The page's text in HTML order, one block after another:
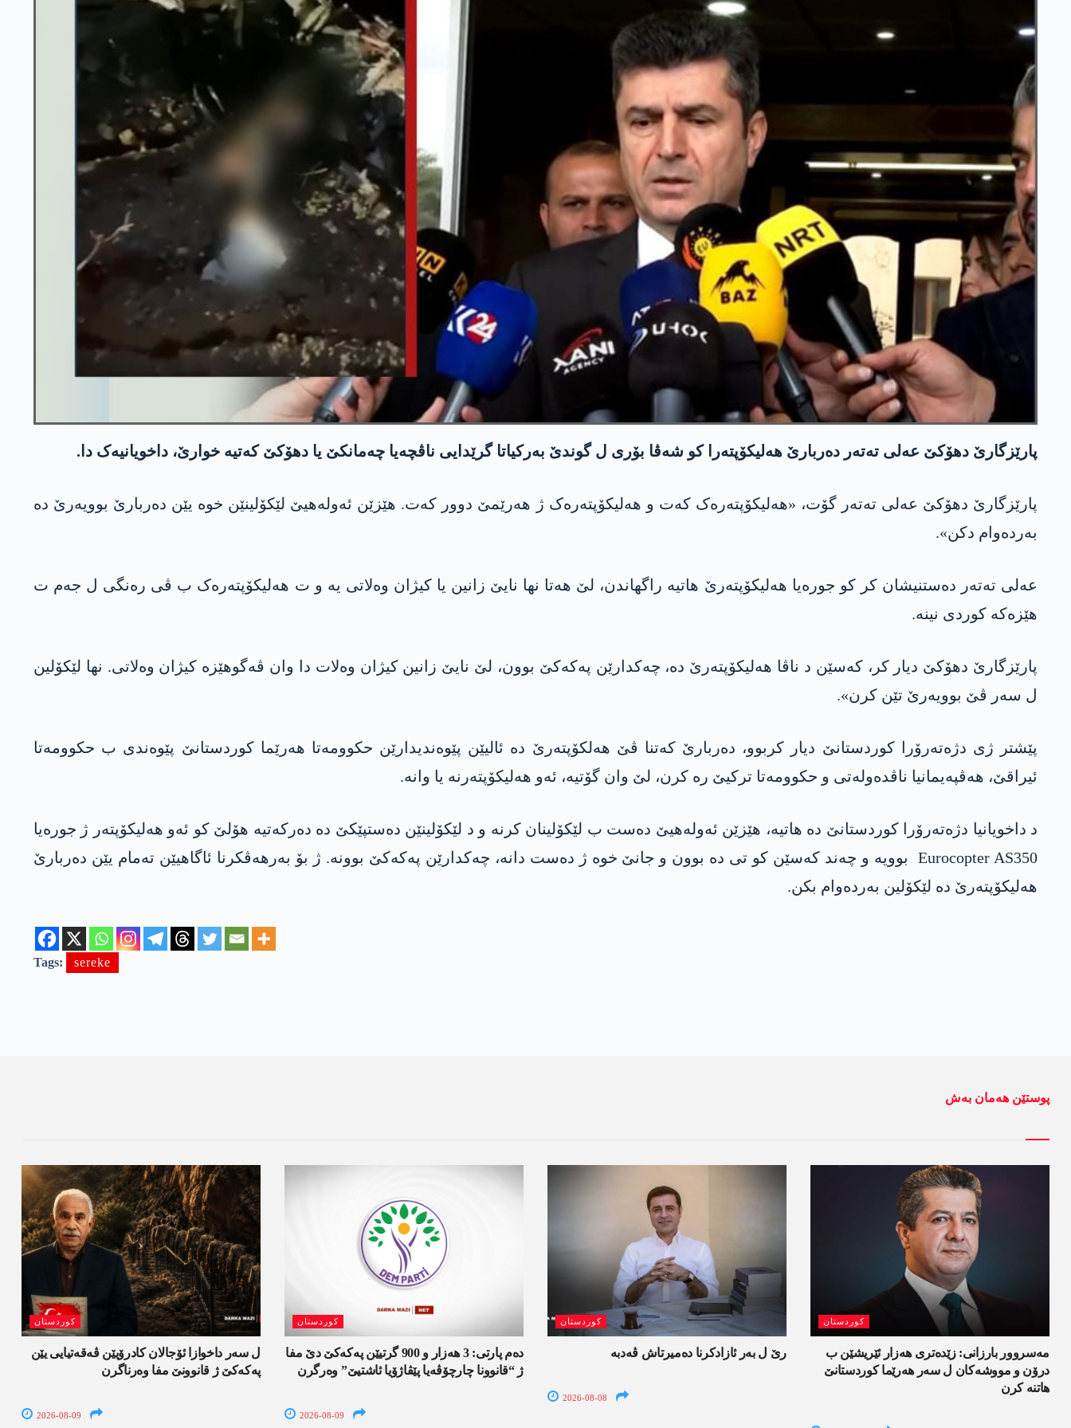
پارێزگارێ دهۆکێ عه‌لی تەتەر دەربارێ هەلیکۆپتەرا کو شەڤا بۆری ل گوندێ بەرکیاتا گرێدایی ناڤچەیا چەمانکێ یا دهۆکێ کەتیە خوارێ، داخویانیەک دا.
پارێزگارێ دهۆکێ عه‌لی تەتەر گۆت، «هەلیکۆپتەرەک کەت و هەلیکۆپتەرەک ژ هەرێمێ دوور کەت. هێزێن ئەولەهیێ لێکۆلینێن خوە یێن دەربارێ بوویەرێ دە
بەردەوام دکن».
عه‌لی تەتەر دەستنیشان کر کو جورەیا هەلیکۆپتەرێ هاتیە راگهاندن، لێ هەتا نها نایێ زانین یا کیژان وەلاتی یە و ت هەلیکۆپتەرەک ب ڤی رەنگی ل جەم ت
هێزەکە کوردی نینە.
پارێزگارێ دهۆکێ دیار کر، کەسێن د ناڤا هەلیکۆپتەرێ دە، چەکدارێن په‌كه‌كێ بوون، لێ نایێ زانین کیژان وەلات دا وان ڤه‌گوهێزه‌ كیژان وه‌لاتی. نها لێکۆلین
ل سەر ڤێ بوویەرێ تێن کرن».
پێشتر ژی دژەتەرۆرا کوردستانێ دیار کربوو، دەربارێ کەتنا ڤێ هەلکۆپتەرێ دە ئالیێن پێوەندیدارێن حکوومەتا هەرێما کوردستانێ پێوەندی ب حکوومەتا
ئیراقێ، هەڤپەیمانیا ناڤدەولەتی و حکوومەتا ترکیێ رە کرن، لێ وان گۆتیە، ئەو هەلیکۆپتەرنە یا وانە.
د داخویانیا دژەتەرۆرا کوردستانێ دە هاتیە، هێزێن ئەولەهیێ دەست ب لێکۆلینان کرنە و د لێکۆلینێن دەستپێکێ دە دەرکەتیە هۆلێ کو ئەو هەلیکۆپتەر ژ جورەیا
Eurocopter AS350 بوویە و چەند کەسێن کو تی دە بوون و جانێ خوە ژ دەست دانە، چەکدارێن په‌كه‌كێ بوونە. ژ بۆ بەرهەڤکرنا ئاگاهیێن تەمام یێن دەربارێ
هەلیکۆپتەرێ دە لێکۆلین بەردەوام بکن.
Tags: sereke
پوستێن ھەمان بەش
کوردستان
ل سەر داخوازا ئۆجالان کادرۆیێن ڤەقەتیایی یێن
پەکەکێ ژ قانوونێ مفا وەرناگرن
2026-08-09
کوردستان
دەم پارتی: 3 ھەزار و 900 گرتیێن پەکەکێ دێ مفا
ژ “قانوونا چارچۆڤەیا پێڤاژۆیا ئاشتیێ” وەرگرن
2026-08-09
کوردستان
رێ ل بەر ئازادکرنا دەمیرتاش ڤەدبە
2026-08-08
کوردستان
مەسروور بارزانی: زێدەتری ھەزار ئێریشێن ب
درۆن و مووشەکان ل سەر ھەرێما کوردستانێ
ھاتنە کرن